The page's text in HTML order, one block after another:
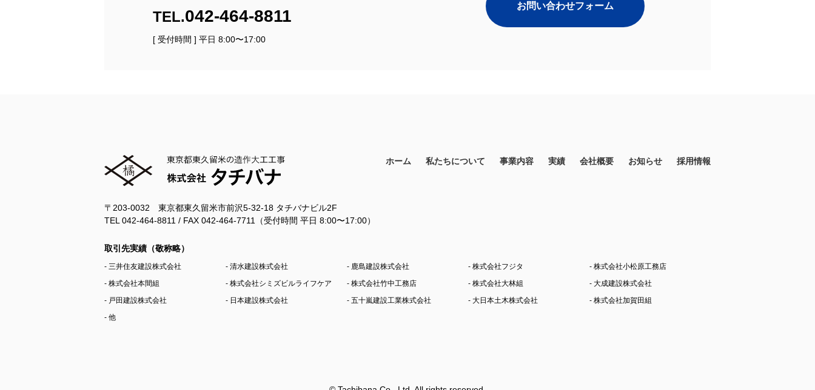
TEL.042-464-8811
[ 受付時間 ] 平日 8:00〜17:00
お問い合わせフォーム
ホーム 私たちについて 事業内容 実績 会社概要 お知らせ 採用情報
〒203-0032 東京都東久留米市前沢5-32-18 タチバナビル2F
TEL 042-464-8811 / FAX 042-464-7711（受付時間 平日 8:00〜17:00）
取引先実績（敬称略）
- 三井住友建設株式会社 - 清水建設株式会社 - 鹿島建設株式会社 - 株式会社フジタ
- 株式会社小松原工務店
- 株式会社本間組
- 株式会社シミズビルライフケア - 株式会社竹中工務店 - 株式会社大林組
- 大成建設株式会社
- 戸田建設株式会社
- 日本建設株式会社 - 五十嵐建設工業株式会社 - 大日本土木株式会社
- 株式会社加賀田組
- 他